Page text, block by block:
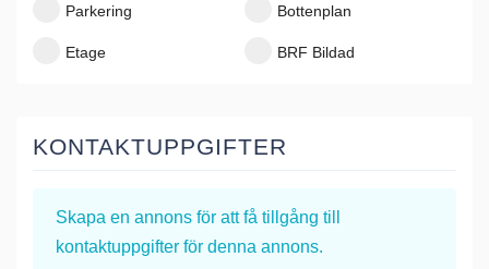
Parkering Bottenplan
Etage BRF Bildad
KONTAKTUPPGIFTER
Skapa en annons för att få tillgång till
kontaktuppgifter för denna annons.